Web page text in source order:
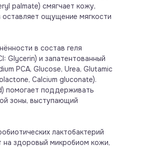
palmate) смягчает кожу,
ощущение мягкости
в состав геля
Glycerin) и запатентованный
PCA, Glucose, Urea, Glutamic
Calcium gluconate).
помогает поддерживать
зоны, выступающий
лактобактерий
на здоровый микробиом кожи,